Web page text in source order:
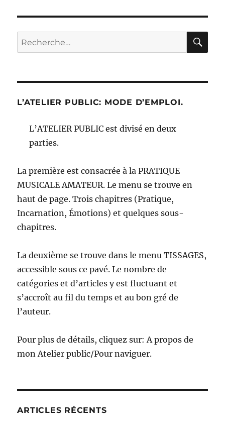
Recherche
pour :
L’ATELIER PUBLIC: MODE D’EMPLOI.
L’ATELIER PUBLIC est divisé en deux
parties.
La première est consacrée à la PRATIQUE
MUSICALE AMATEUR. Le menu se trouve en
haut de page. Trois chapitres (Pratique,
Incarnation, Émotions) et quelques sous-
chapitres.
La deuxième se trouve dans le menu TISSAGES,
accessible sous ce pavé. Le nombre de
catégories et d’articles y est fluctuant et
s’accroît au fil du temps et au bon gré de
l’auteur.
Pour plus de détails, cliquez sur: A propos de
mon Atelier public/Pour naviguer.
ARTICLES RÉCENTS